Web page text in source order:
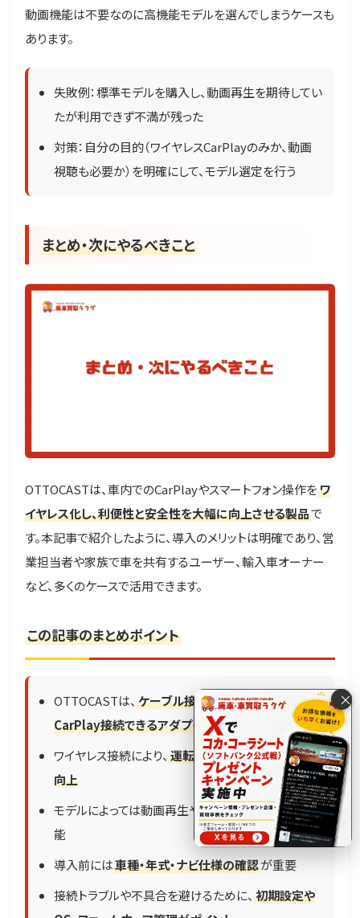
動画機能は不要なのに高機能モデルを選んでしまうケースも
あります。
失敗例：標準モデルを購入し、動画再生を期待してい
たが利用できず不満が残った
対策：自分の目的（ワイヤレスCarPlayのみか、動画
視聴も必要か）を明確にして、モデル選定を行う
まとめ・次にやるべきこと
OTTOCASTは、車内でのCarPlayやスマートフォン操作をワ
イヤレス化し、利便性と安全性を大幅に向上させる製品で
す。本記事で紹介したように、導入のメリットは明確であり、営
業担当者や家族で車を共有するユーザー、輸入車オーナー
など、多くのケースで活用できます。
この記事のまとめポイント
OTTOCASTは、 ケーブル接続の手間を省き、自動で
CarPlay接続できるアダプター
ワイヤレス接続により、 運転中の安全性と操作性が
向上
モデルによっては動画再生や複数デバイス切替も可
能
導入前には車種・年式・ナビ仕様の確認が重要
接続トラブルや不具合を避けるために、 初期設定や
×
0120-8148-52